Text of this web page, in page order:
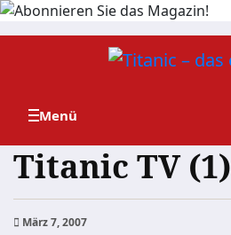
Zum
Titanic TV (1)
März 7, 2007